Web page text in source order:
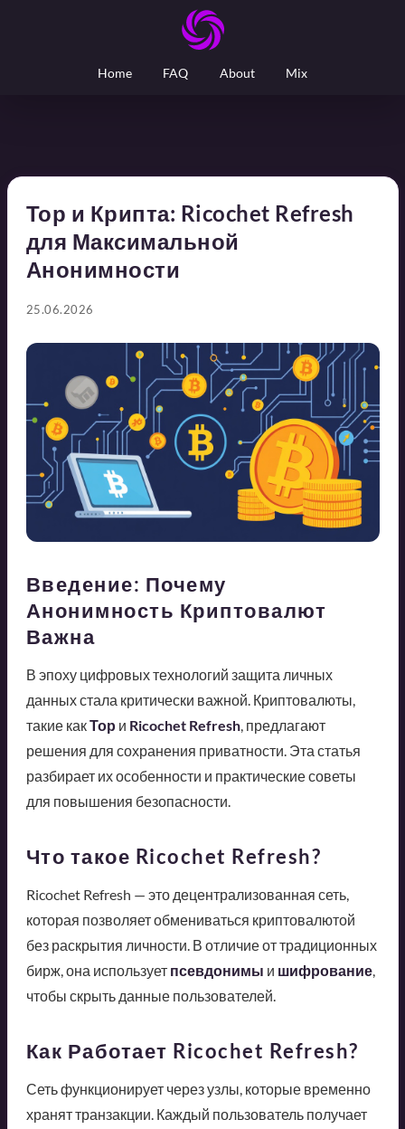
Home FAQ About Mix
Тор и Крипта: Ricochet Refresh
для Максимальной
Анонимности
25.06.2026
Введение: Почему
Анонимность Криптовалют
Важна
В эпоху цифровых технологий защита личных
данных стала критически важной. Криптовалюты,
такие какТор и Ricochet Refresh, предлагают
решения для сохранения приватности. Эта статья
разбирает их особенности и практические советы
для повышения безопасности.
Что такое Ricochet Refresh?
Ricochet Refresh — это децентрализованная сеть,
которая позволяет обмениваться криптовалютой
без раскрытия личности. В отличие от традиционных
бирж, она использует псевдонимы и шифрование,
чтобы скрыть данные пользователей.
Как Работает Ricochet Refresh?
Сеть функционирует через узлы, которые временно
хранят транзакции. Каждый пользователь получает